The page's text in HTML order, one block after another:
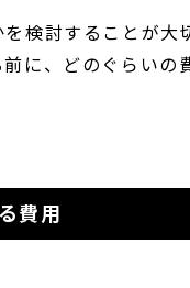
検討することが大
に、どのぐらいの
費用